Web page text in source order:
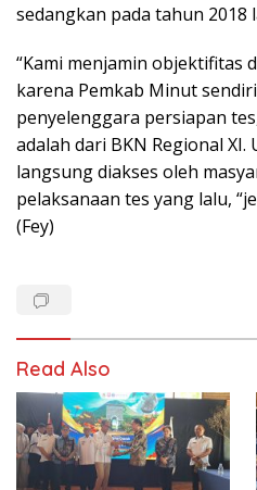
sedangkan pada tahun 2018
“Kami menjamin objektifitas
karena Pemkab Minut
penyelenggara persiapan
adalah dari BKN Regional
langsung diakses oleh
pelaksanaan tes yang lalu,
(Fey)
Read Also